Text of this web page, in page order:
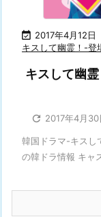
 2017年4月12日
キスして幽霊！-登
キスして幽
 2017年4月30
韓国ドラマ-キスし
の韓ドラ情報 キャ